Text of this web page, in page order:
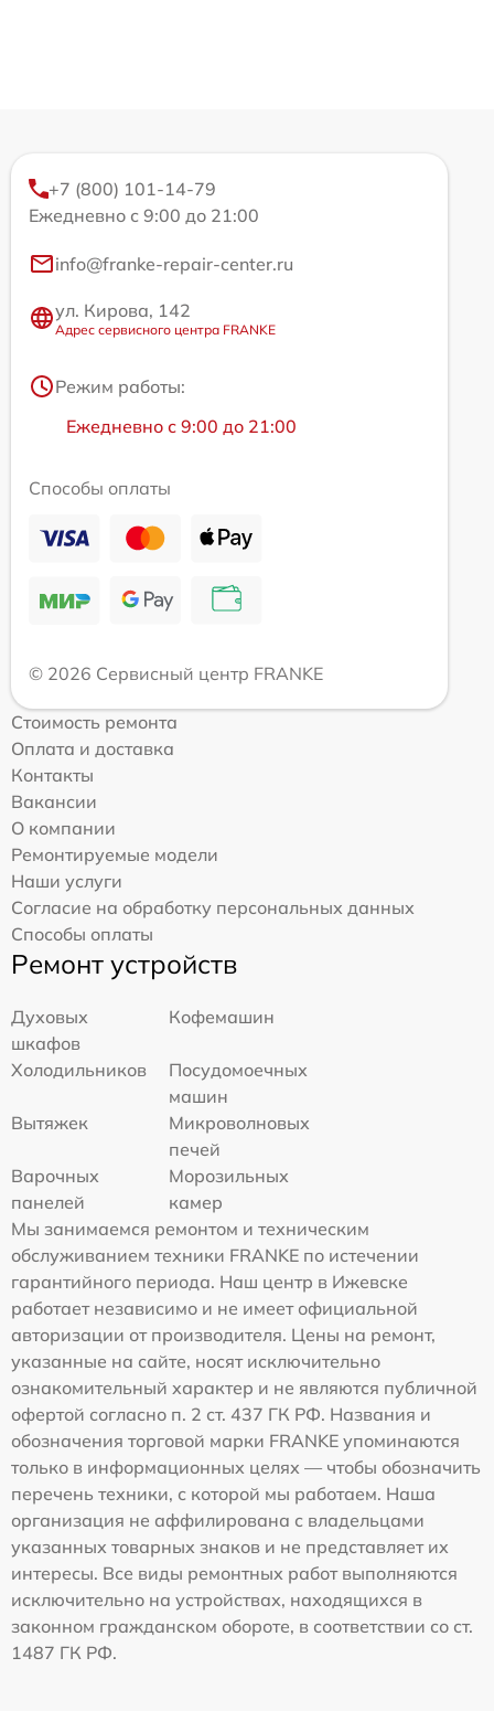
+7 (800) 101-14-79
Ежедневно с 9:00 до 21:00
info@franke-repair-center.ru
ул. Кирова, 142
Адрес сервисного центра FRANKE
Режим работы:
Ежедневно с 9:00 до 21:00
Способы оплаты
© 2026 Сервисный центр FRANKE
Стоимость ремонта
Оплата и доставка
Контакты
Вакансии
О компании
Ремонтируемые модели
Наши услуги
Согласие на обработку персональных данных
Способы оплаты
Ремонт устройств
Духовых
шкафов
Кофемашин
Холодильников
Посудомоечных
машин
Вытяжек
Микроволновых
печей
Варочных
панелей
Морозильных
камер
Мы занимаемся ремонтом и техническим
обслуживанием техники FRANKE по истечении
гарантийного периода. Наш центр в Ижевске
работает независимо и не имеет официальной
авторизации от производителя. Цены на ремонт,
указанные на сайте, носят исключительно
ознакомительный характер и не являются публичной
офертой согласно п. 2 ст. 437 ГК РФ. Названия и
обозначения торговой марки FRANKE упоминаются
только в информационных целях — чтобы обозначить
перечень техники, с которой мы работаем. Наша
организация не аффилирована с владельцами
указанных товарных знаков и не представляет их
интересы. Все виды ремонтных работ выполняются
исключительно на устройствах, находящихся в
законном гражданском обороте, в соответствии со ст.
1487 ГК РФ.